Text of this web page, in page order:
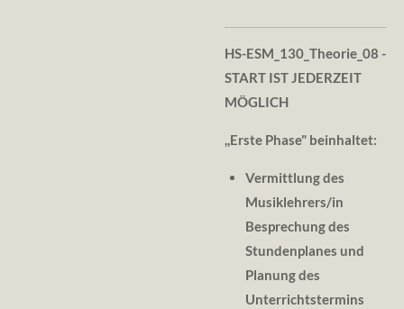
HS-ESM_130_Theorie _08 -
START IST JEDERZEIT
MÖGLICH
,,Erste Phase" beinhaltet:
Vermittlung des
Musiklehrers/in
Besprechung des
Stundenplanes und
Planung des
Unterrichtstermins